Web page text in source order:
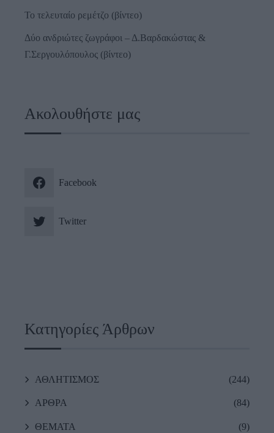
Το τελευταίο ρεμέτζο (βίντεο)
Δύο ανδριώτες ζωγράφοι – Δ.Βαρδακώστας &
Γ.Σεργουλόπουλος (βίντεο)
Ακολουθήστε μας
Facebook
Twitter
Κατηγορίες Άρθρων
ΑΘΛΗΤΙΣΜΟΣ (244)
ΑΡΘΡΑ (84)
ΘΕΜΑΤΑ (9)